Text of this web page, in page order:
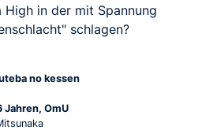
High in der mit Spannung
schlagen?
no kessen
Jahren, OmU